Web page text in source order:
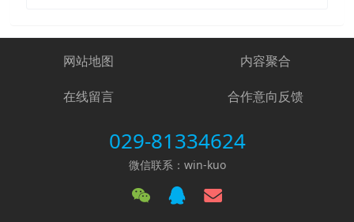
网站地图 内容聚合
在线留言 合作意向反馈
029-81334624
微信联系：win-kuo